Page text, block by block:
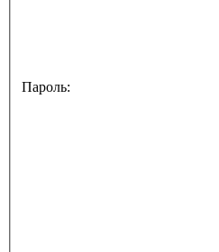
Пароль: